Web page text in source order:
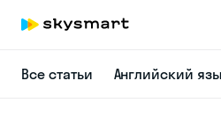
Все статьи Английский